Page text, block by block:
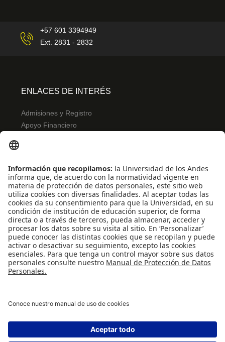
+57 601 3394949
Ext. 2831 - 2832
ENLACES DE INTERÉS
Admisiones y Registro
Apoyo Financiero
INFORMACIÓN PARA
Profesores
Administrativos
Egresados